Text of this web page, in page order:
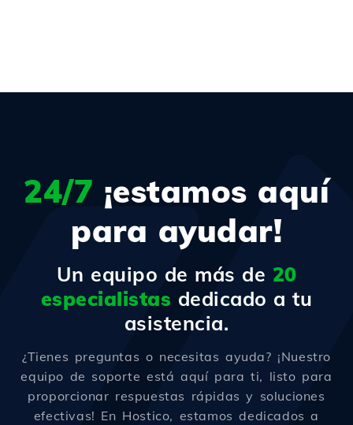
24/7 ¡estamos aquí
para ayudar!
Un equipo de más de 20
especialistas dedicado a tu
asistencia.
¿Tienes preguntas o necesitas ayuda? ¡Nuestro
equipo de soporte está aquí para ti, listo para
proporcionar respuestas rápidas y soluciones
efectivas! En Hostico, estamos dedicados a